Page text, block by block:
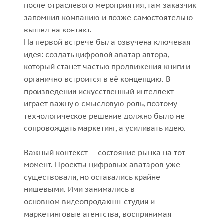
после отраслевого мероприятия, там заказчик
запомнил компанию и позже самостоятельно
вышел на контакт.
На первой встрече была озвучена ключевая
идея: создать цифровой аватар автора,
который станет частью продвижения книги и
органично встроится в её концепцию. В
произведении искусственный интеллект
играет важную смысловую роль, поэтому
технологическое решение должно было не
сопровождать маркетинг, а усиливать идею.
Важный контекст — состояние рынка на тот
момент. Проекты цифровых аватаров уже
существовали, но оставались крайне
нишевыми. Ими занимались в
основном видеопродакшн-студии и
маркетинговые агентства, воспринимая